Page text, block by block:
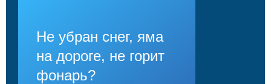
Не убран снег, яма
на дороге, не горит
фонарь?